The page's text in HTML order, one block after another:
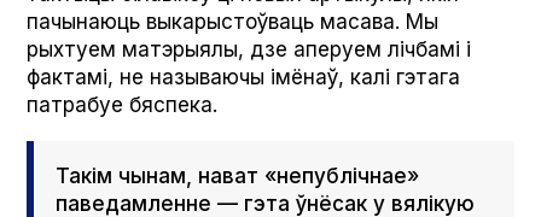
пачынаюць выкарыстоўваць масава. Мы
рыхтуем матэрыялы, дзе аперуем лічбамі і
фактамі, не называючы імёнаў, калі гэтага
патрабуе бяспека.
Такім чынам, нават «непублічнае»
паведамленне — гэта ўнёсак у вялікую